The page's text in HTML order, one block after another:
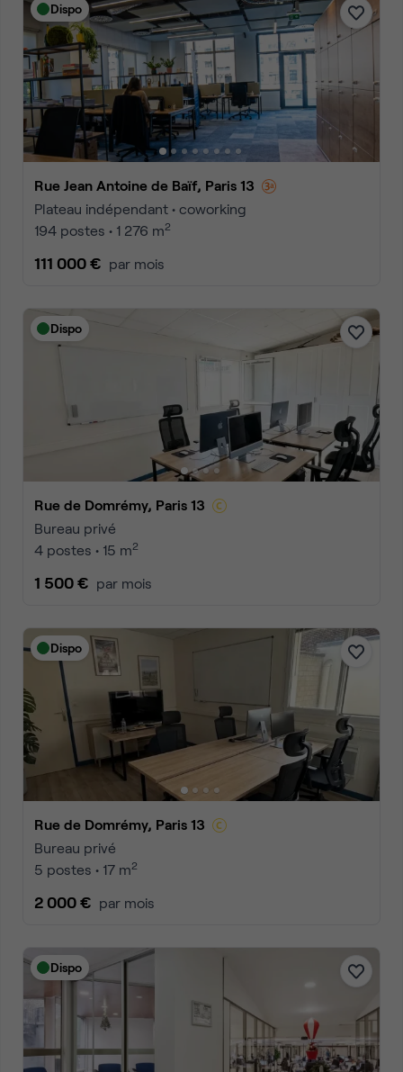
Dispo
Rue Jean Antoine de Baïf, Paris 13
Plateau indépendant • coworking
194 postes • 1 276 m2
111 000 € par mois
Dispo
Rue de Domrémy, Paris 13
Bureau privé
4 postes • 15 m2
1 500 € par mois
Dispo
Rue de Domrémy, Paris 13
Bureau privé
5 postes • 17 m2
2 000 € par mois
Dispo